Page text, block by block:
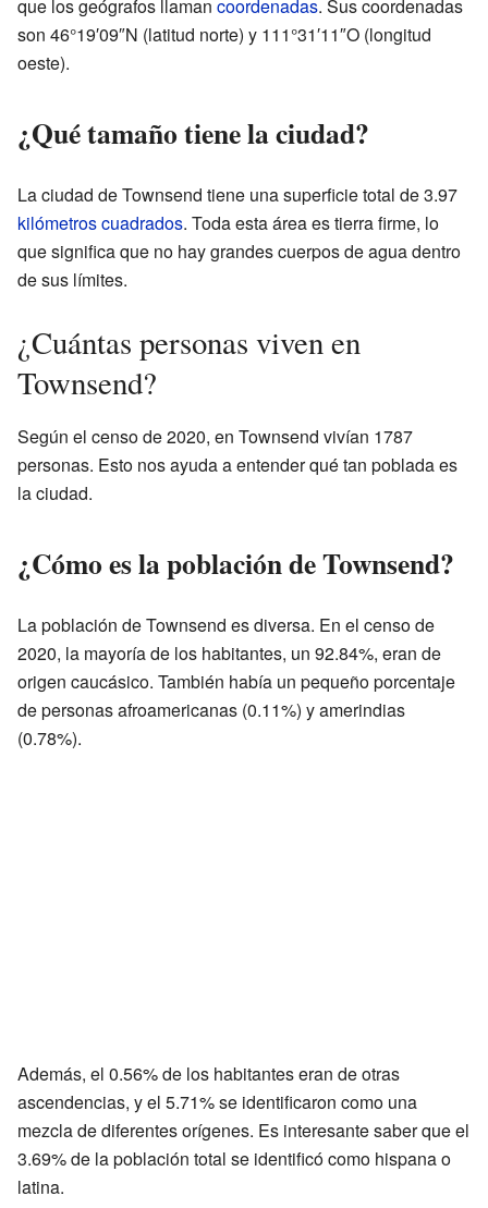
que los geógrafos llaman coordenadas. Sus coordenadas
son 46°19′09″N (latitud norte) y 111°31′11″O (longitud
oeste).
¿Qué tamaño tiene la ciudad?
La ciudad de Townsend tiene una superficie total de 3.97
kilómetros cuadrados. Toda esta área es tierra firme, lo
que significa que no hay grandes cuerpos de agua dentro
de sus límites.
¿Cuántas personas viven en
Townsend?
Según el censo de 2020, en Townsend vivían 1787
personas. Esto nos ayuda a entender qué tan poblada es
la ciudad.
¿Cómo es la población de Townsend?
La población de Townsend es diversa. En el censo de
2020, la mayoría de los habitantes, un 92.84%, eran de
origen caucásico. También había un pequeño porcentaje
de personas afroamericanas (0.11%) y amerindias
(0.78%).
Además, el 0.56% de los habitantes eran de otras
ascendencias, y el 5.71% se identificaron como una
mezcla de diferentes orígenes. Es interesante saber que el
3.69% de la población total se identificó como hispana o
latina.